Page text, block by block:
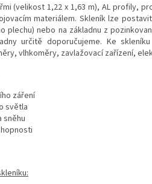
(velikost 1,22 x 1,63 m), AL profily,
materiálem. Skleník lze
plechu) nebo na základnu z
určitě doporučujeme. Ke
vlhkoměry, zavlažovací zařízení,
záření
světla
sněhu